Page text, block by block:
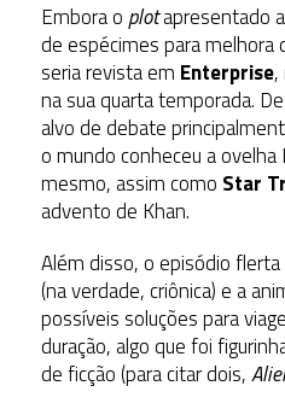
Embora o plotapresentado
de espécimes para melhora
seria revista em Enterprise,
na sua quarta temporada.
alvo de debate
o mundo conheceu a ovelha
mesmo, assim como Star
advento de Khan.
Além disso, o episódio
(na verdade, criônica) e a
possíveis soluções para
duração, algo que foi
de ficção (para citar dois,